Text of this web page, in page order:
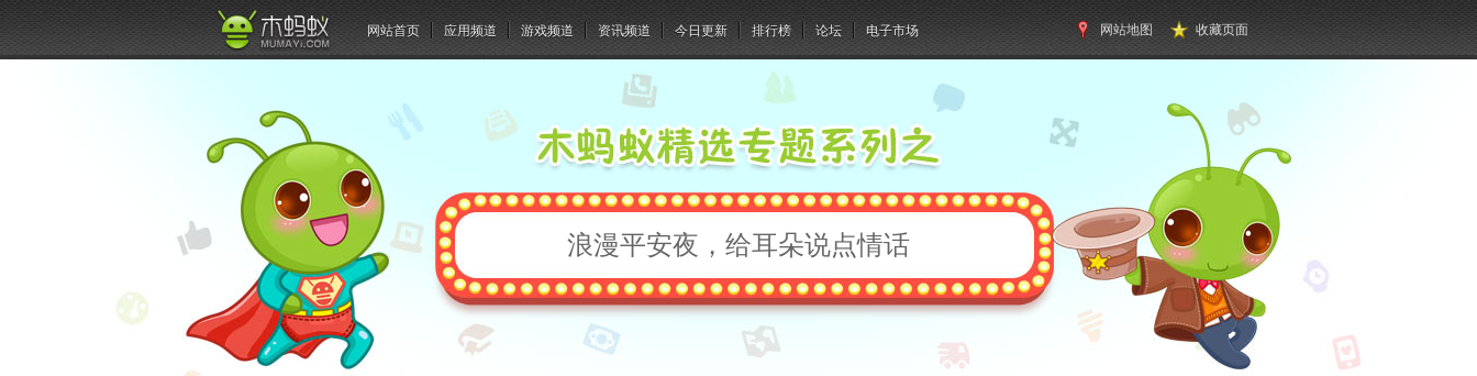
网站首页 应用频道 游戏频道 资讯频道 今日更新 排行榜 论坛 电子市场 网站地图 收藏页面
浪漫平安夜，给耳朵说点情话